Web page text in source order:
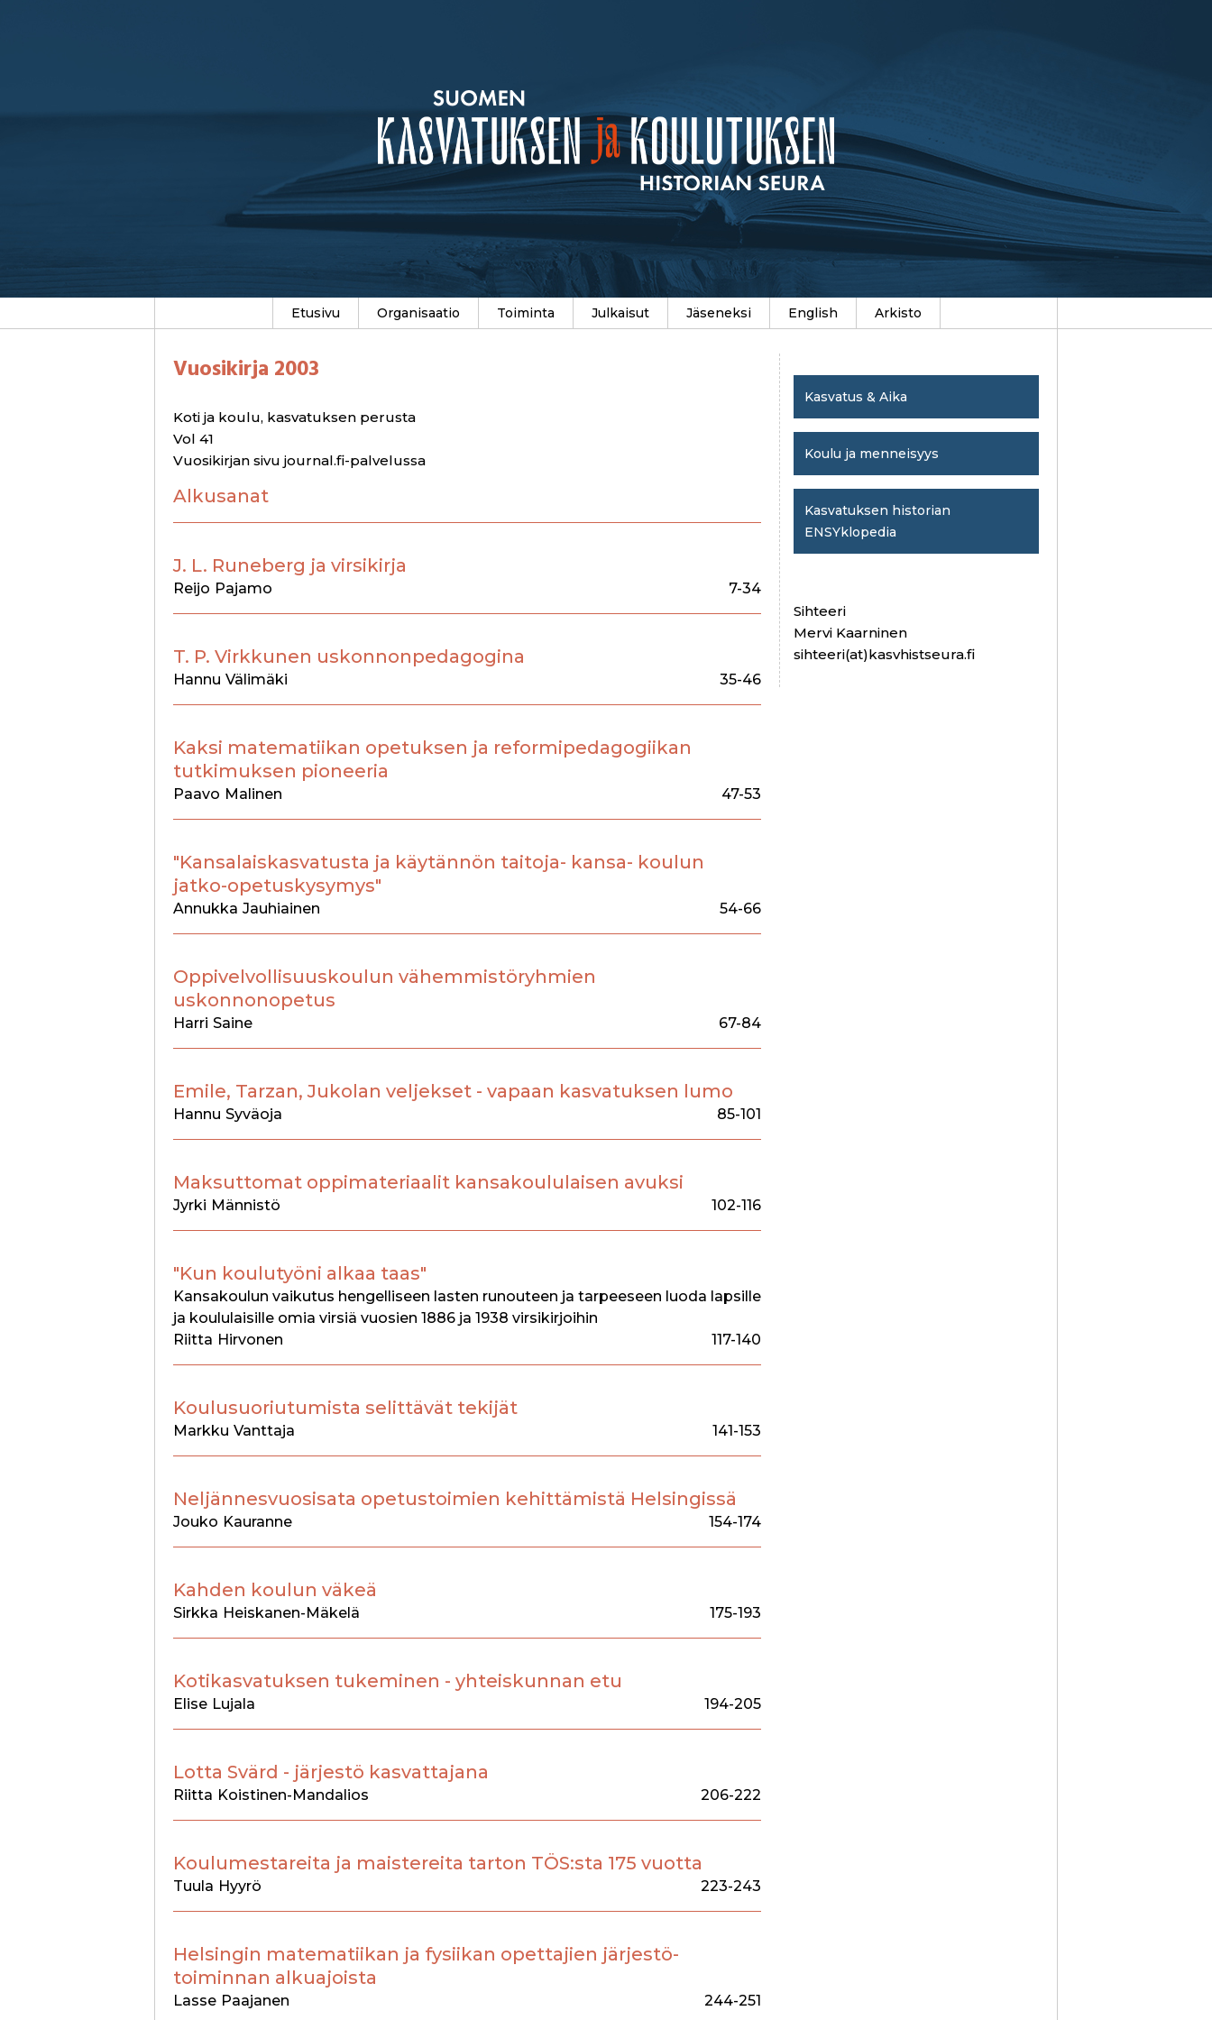
Etusivu Organisaatio Toiminta Julkaisut Jäseneksi English Arkisto
Vuosikirja 2003
Koti ja koulu, kasvatuksen perusta
Vol 41
Vuosikirjan sivu journal.fi-palvelussa
Alkusanat
J. L. Runeberg ja virsikirja
Reijo Pajamo 7-34
T. P. Virkkunen uskonnonpedagogina
Hannu Välimäki 35-46
Kaksi matematiikan opetuksen ja reformipedagogiikan
tutkimuksen pioneeria
Paavo Malinen 47-53
"Kansalaiskasvatusta ja käytännön taitoja- kansa- koulun
jatko-opetuskysymys"
Annukka Jauhiainen 54-66
Oppivelvollisuuskoulun vähemmistöryhmien
uskonnonopetus
Harri Saine 67-84
Emile, Tarzan, Jukolan veljekset - vapaan kasvatuksen lumo
Hannu Syväoja 85-101
Maksuttomat oppimateriaalit kansakoululaisen avuksi
Jyrki Männistö 102-116
"Kun koulutyöni alkaa taas"
Kansakoulun vaikutus hengelliseen lasten runouteen ja tarpeeseen luoda lapsille
ja koululaisille omia virsiä vuosien 1886 ja 1938 virsikirjoihin
Riitta Hirvonen 117-140
Koulusuoriutumista selittävät tekijät
Markku Vanttaja 141-153
Neljännesvuosisata opetustoimien kehittämistä Helsingissä
Jouko Kauranne 154-174
Kahden koulun väkeä
Sirkka Heiskanen-Mäkelä 175-193
Kotikasvatuksen tukeminen - yhteiskunnan etu
Elise Lujala 194-205
Lotta Svärd - järjestö kasvattajana
Riitta Koistinen-Mandalios 206-222
Koulumestareita ja maistereita tarton TÖS:sta 175 vuotta
Tuula Hyyrö 223-243
Helsingin matematiikan ja fysiikan opettajien järjestö-
toiminnan alkuajoista
Lasse Paajanen 244-251
Kasvatus & Aika
Koulu ja menneisyys
Kasvatuksen historian
ENSYklopedia
Sihteeri
Mervi Kaarninen
sihteeri(at)kasvhistseura.fi